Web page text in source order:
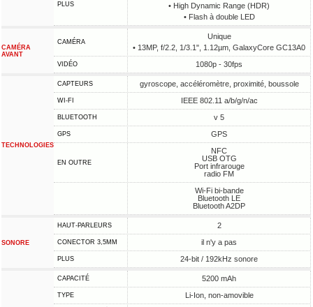
PLUS
• High Dynamic Range (HDR)
• Flash à double LED
CAMÉRA
AVANT
CAMÉRA
Unique
• 13MP, f/2.2, 1/3.1", 1.12µm, GalaxyCore GC13A0
VIDÉO 1080p - 30fps
TECHNOLOGIES
CAPTEURS gyroscope, accéléromètre, proximité, boussole
WI-FI IEEE 802.11 a/b/g/n/ac
BLUETOOTH v 5
GPS GPS
EN OUTRE
NFC
USB OTG
Port infrarouge
radio FM
Wi-Fi bi-bande
Bluetooth LE
Bluetooth A2DP
SONORE
HAUT-PARLEURS 2
CONECTOR 3,5MM il n'y a pas
PLUS 24-bit / 192kHz sonore
CAPACITÉ 5200 mAh
TYPE Li-Ion, non-amovible